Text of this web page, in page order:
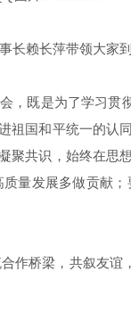
长赖长萍带领大家
既是为了学习
国和平统一的
共识，始终在
量发展多做贡献
作桥梁，共叙友